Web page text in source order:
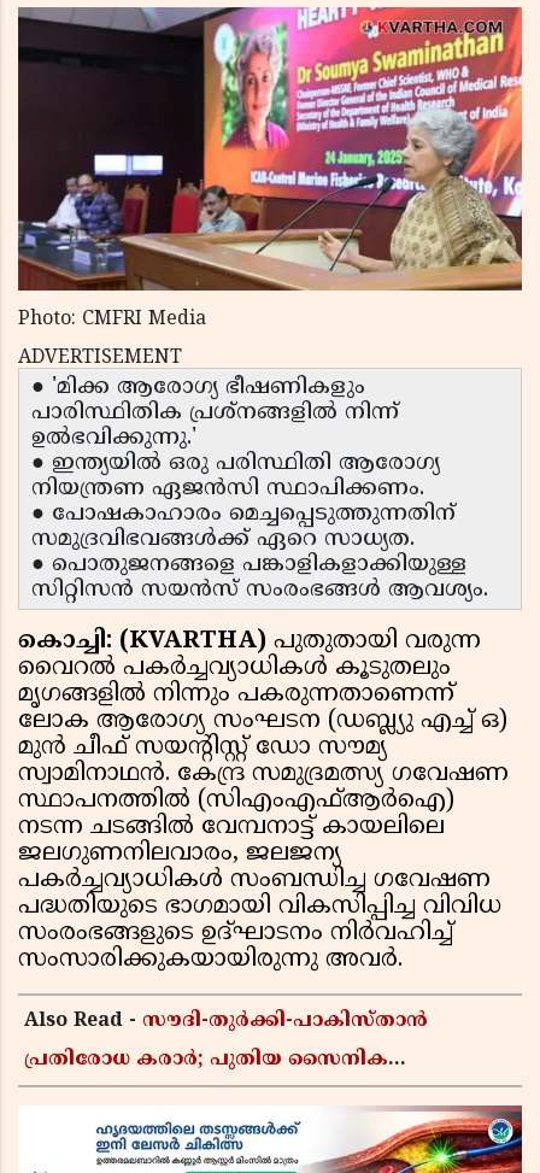
Photo: CMFRI Media
ADVERTISEMENT
● 'മിക്ക ആരോഗ്യ ഭീഷണികളും
പാരിസ്ഥിതിക പ്രശ്നങ്ങളില്‍ നിന്ന്
ഉല്‍ഭവിക്കുന്നു.'
● ഇന്ത്യയില്‍ ഒരു പരിസ്ഥിതി ആരോഗ്യ
നിയന്ത്രണ ഏജന്‍സി സ്ഥാപിക്കണം.
● പോഷകാഹാരം മെച്ചപ്പെടുത്തുന്നതിന്
സമുദ്രവിഭവങ്ങള്‍ക്ക് ഏറെ സാധ്യത.
● പൊതുജനങ്ങളെ പങ്കാളികളാക്കിയുള്ള
സിറ്റിസന്‍ സയന്‍സ് സംരംഭങ്ങള്‍ ആവശ്യം.
കൊച്ചി: (KVARTHA) പുതുതായി വരുന്ന
വൈറല്‍ പകര്‍ച്ചവ്യാധികള്‍ കൂടുതലും
മൃഗങ്ങളില്‍ നിന്നും പകരുന്നതാണെന്ന്
ലോക ആരോഗ്യ സംഘടന (ഡബ്ല്യു എച്ച് ഒ)
മുന്‍ ചീഫ് സയന്റിസ്റ്റ് ഡോ സൗമ്യ
സ്വാമിനാഥന്‍. കേന്ദ്ര സമുദ്രമത്സ്യ ഗവേഷണ
സ്ഥാപനത്തില്‍ (സിഎംഎഫ്ആര്‍ഐ)
നടന്ന ചടങ്ങില്‍ വേമ്പനാട്ട് കായലിലെ
ജലഗുണനിലവാരം, ജലജന്യ
പകര്‍ച്ചവ്യാധികള്‍ സംബന്ധിച്ച ഗവേഷണ
പദ്ധതിയുടെ ഭാഗമായി വികസിപ്പിച്ച വിവിധ
സംരംഭങ്ങളുടെ ഉദ്ഘാടനം നിര്‍വഹിച്ച്
സംസാരിക്കുകയായിരുന്നു അവര്‍.
Also Read - സൗദി-തുർക്കി-പാകിസ്താൻ
പ്രതിരോധ കരാർ; പുതിയ സൈനിക